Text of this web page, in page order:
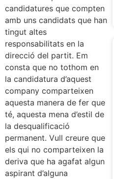
candidatures que compten
amb uns candidats que han
tingut altes
responsabilitats en la
direcció del partit. Em
consta que no tothom en
la candidatura d’aquest
company comparteixen
aquesta manera de fer que
té, aquesta mena d’estil de
la desqualificació
permanent. Vull creure que
els qui no comparteixen la
deriva que ha agafat algun
aspirant d’alguna